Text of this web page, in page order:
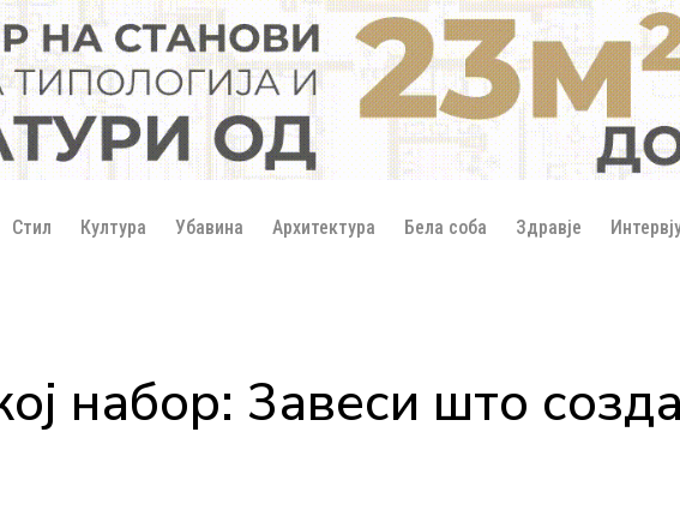
Стил Култура Убавина Архитектура Бела соба Здравје
набор: 3авеси што